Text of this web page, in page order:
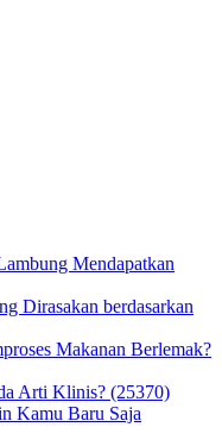
Mendapatkan
Dirasakan berdasarkan
Makanan Berlemak?
Arti Klinis? (25370)
Kamu Baru Saja